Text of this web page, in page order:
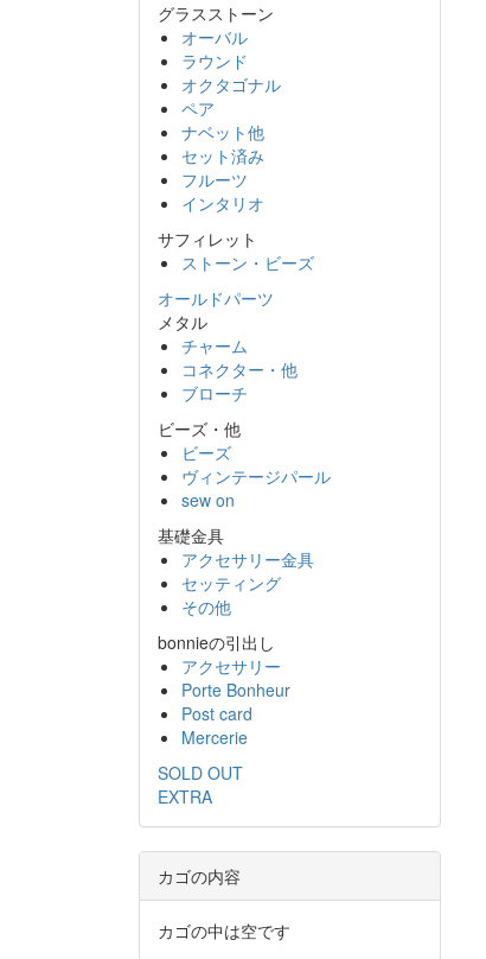
グラスストーン
オーバル
ラウンド
オクタゴナル
ペア
ナベット他
セット済み
フルーツ
インタリオ
サフィレット
ストーン・ビーズ
オールドパーツ
メタル
チャーム
コネクター・他
ブローチ
ビーズ・他
ビーズ
ヴィンテージパール
sew on
基礎金具
アクセサリー金具
セッティング
その他
bonnieの引出し
アクセサリー
Porte Bonheur
Post card
Mercerie
SOLD OUT
EXTRA
カゴの内容
カゴの中は空です